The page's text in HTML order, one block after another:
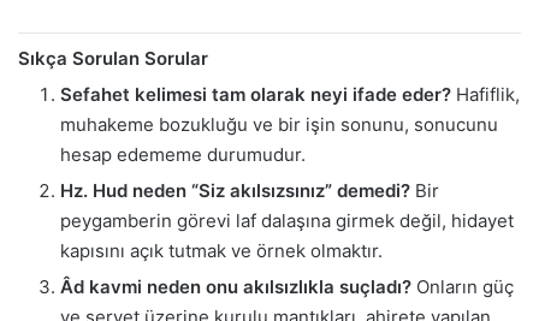
Sıkça Sorulan Sorular
Sefahet kelimesi tam olarak neyi ifade eder? Hafiflik,
muhakeme bozukluğu ve bir işin sonunu, sonucunu
hesap edememe durumudur.
Hz. Hud neden “Siz akılsızsınız” demedi? Bir
peygamberin görevi laf dalaşına girmek değil, hidayet
kapısını açık tutmak ve örnek olmaktır.
Âd kavmi neden onu akılsızlıkla suçladı? Onların güç